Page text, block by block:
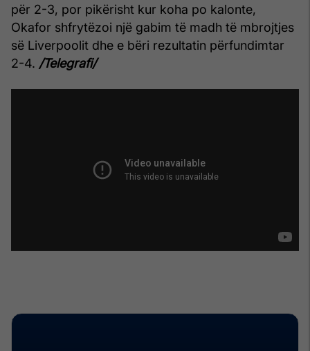
për 2-3, por pikërisht kur koha po kalonte,
Okafor shfrytëzoi një gabim të madh të mbrojtjes
së Liverpoolit dhe e bëri rezultatin përfundimtar
2-4. /Telegrafi/